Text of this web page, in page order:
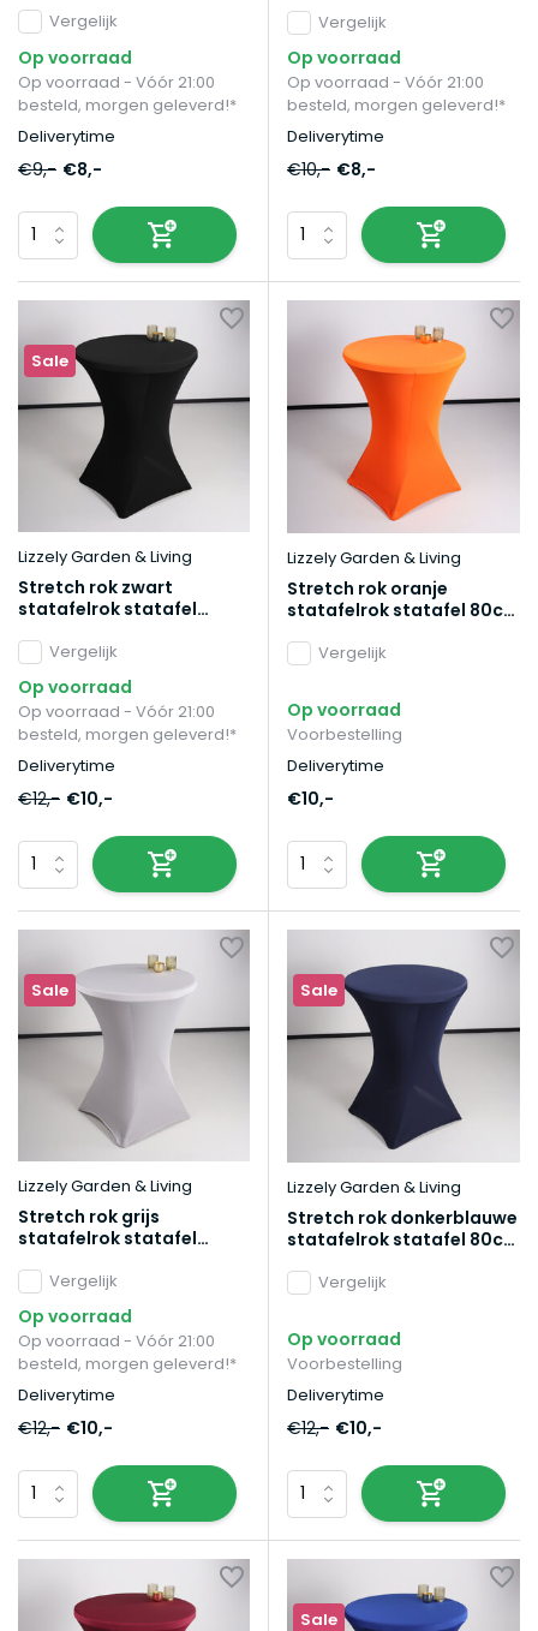
Vergelijk
Op voorraad
Op voorraad - Vóór 21:00
besteld, morgen geleverd!*
Deliverytime
€9,- €8,-
Vergelijk
Op voorraad
Op voorraad - Vóór 21:00
besteld, morgen geleverd!*
Deliverytime
€10,- €8,-
Sale
Lizzely Garden & Living
Stretch rok zwart
statafelrok statafel
Vergelijk
Op voorraad
Op voorraad - Vóór 21:00
besteld, morgen geleverd!*
Deliverytime
€12,- €10,-
Lizzely Garden & Living
Stretch rok oranje
statafelrok statafel 80cm
Vergelijk
Op voorraad
Voorbestelling
Deliverytime
€10,-
Sale
Lizzely Garden & Living
Stretch rok grijs
statafelrok statafel
Vergelijk
Op voorraad
Op voorraad - Vóór 21:00
besteld, morgen geleverd!*
Deliverytime
€12,- €10,-
Sale
Lizzely Garden & Living
Stretch rok donkerblauwe
statafelrok statafel 80cm
Vergelijk
Op voorraad
Voorbestelling
Deliverytime
€12,- €10,-
Sale